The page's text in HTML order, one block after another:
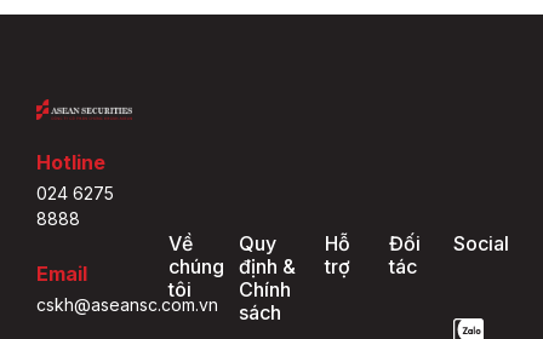
Hotline
024 6275
8888
Email
cskh@aseansc.com.vn
Về
chúng
tôi
Quy
định &
Chính
sách
Hỗ
trợ
Đối
tác
Social